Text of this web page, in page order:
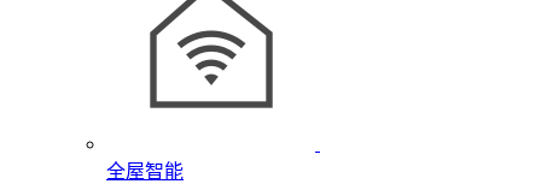
全屋智能